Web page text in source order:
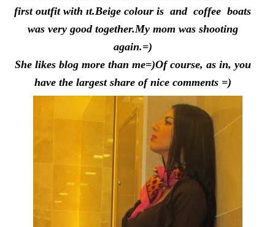
first outfit with ıt.Beige colour is and coffee boats
was very good together.My mom was shooting
again.=)
She likes blog more than me=)Of course, as in, you
have the largest share of nice comments =)